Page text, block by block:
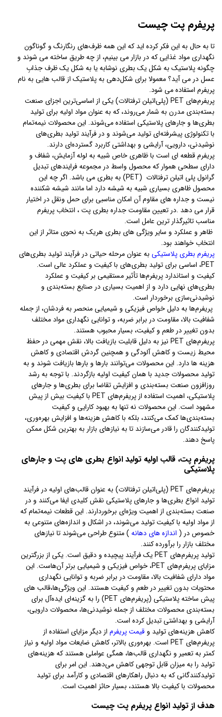
پریفرم پت چیست
تا به حال به این فکر کرده اید که این همه ظرف‌ها‌ی رنگارنگ و گوناگون
نگهداری مواد غذایی که در بازار می بینیم، از چه طریق ساخته می شوند و
چگونه پلاستیک به شکل یک بطری نوشابه یا به شکل یک ظرف جذابِ
عسل در می آید؟ معمولا برای شکل‌دهی به پلاستیک از قالب هایی به نام
پریفرم استفاده می شود.
پریفرم‌های PET (پلی‌اتیلن ترفتالات) یکی از اساسی‌ترین اجزای صنعت
بسته‌بندی مدرن به شمار می‌روند، که به عنوان مواد اولیه برای تولید
بطری‌ها و جارهای پلاستیکی استفاده می‌شوند. این محصولات نیمه‌تمام
با تکنولوژی پیشرفته‌ای تولید می‌شوند و در فرآیند تولید بطری‌های
نوشیدنی، دارویی، آرایشی و بهداشتی کاربرد گسترده‌ای دارند.
پریفرم قطعه ای است با ظاهری خاص شبیه به لوله آزمایش، شفاف و
دارای سطحی هموار که محصول واسط در مجموعه فرایندهای تبدیل
گرانول پلی اتیلن ترفتالات (PET) به بطری می باشد. اگر چه این
محصول ظاهری بسیاری شبیه به شیشه دارد اما مانند شیشه شکننده
نیست و جداره های مقاوم آن امکان مناسبی برای حمل ونقل در اختیار
قرار می دهد .در تعیین مقاومت جداره بطری پت ، انتخاب پریفرم
مناسب تاثیرگذار ترین عامل است.
ظاهر و عملکرد و سایر ویژگی های بطری هریک به نحوی متاثر از این
انتخاب خواهند بود.
پریفرم بطری پلاستیکی به عنوان مرحله حیاتی در فرآیند تولید بطری‌های
PET، اساسی برای تولید بطری‌های با کیفیت و عملکرد عالی است.
کیفیت و استاندارد پریفرم‌ها تأثیر مستقیمی بر کیفیت و عملکرد
بطری‌های نهایی دارد و از اهمیت بسیاری در صنایع بسته‌بندی و
نوشیدنی‌سازی برخوردار است.
پریفرم‌ها به دلیل خواص فیزیکی و شیمیایی منحصر به فردشان، از جمله
شفافیت بالا، مقاومت در برابر ضربه، و توانایی نگهداری مواد مختلف
بدون تغییر در طعم و کیفیت، بسیار محبوب هستند.
پریفرم‌های PET نیز به دلیل قابلیت بازیافت بالا، نقش مهمی در حفظ
محیط زیست و کاهش آلودگی و همچنین گردش اقتصادی و کاهش
هزینه ها دارد. این محصولات می‌توانند بارها و بارها بازیافت شوند و به
تولید محصولات جدید با همان کیفیت اولیه بازگردند. با توجه به رشد
روزافزون صنعت بسته‌بندی و افزایش تقاضا برای بطری‌ها و جارهای
پلاستیکی، اهمیت استفاده از پریفرم‌های PET با کیفیت بیش از پیش
مشهود است. این محصولات نه تنها به بهبود کارایی و کیفیت
بسته‌بندی‌ها کمک می‌کنند، بلکه با کاهش هزینه‌ها و افزایش بهره‌وری،
تولیدکنندگان را قادر می‌سازند تا به نیازهای بازار به بهترین شکل ممکن
پاسخ دهند.
پریفرم پت، قالب اولیه تولید انواع بطری های پت و جارهای
پلاستیکی
پریفرم‌های PET (پلی‌اتیلن ترفتالات) به عنوان قالب‌های اولیه در فرآیند
تولید انواع بطری‌ها و جارهای پلاستیکی نقش کلیدی ایفا می‌کنند و در
صنعت بسته‌بندی از اهمیت ویژه‌ای برخوردارند. این قطعات نیمه‌تمام که
از مواد اولیه با کیفیت تولید می‌شوند، در اشکال و اندازه‌های متنوعی به
خصوص در ( اندازه های دهانه ) متنوع طراحی می‌شوند تا نیازهای
مختلف بازار را برآورده کنند.
تولید پریفرم‌های PET یک فرآیند پیچیده و دقیق است. یکی از بزرگترین
مزایای پریفرم‌های PET، خواص فیزیکی و شیمیایی برتر آن‌هاست. این
مواد دارای شفافیت بالا، مقاومت در برابر ضربه و توانایی نگهداری
محتویات بدون تغییر در طعم و کیفیت هستند. این ویژگی‌ها،قالب های
پیش ساخته پلاستیکی (پریفرم‌های PET) را به گزینه‌ای ایده‌آل برای
بسته‌بندی محصولات مختلف از جمله نوشیدنی‌ها، محصولات دارویی،
آرایشی و بهداشتی تبدیل کرده است.
کاهش هزینه‌های تولید و قیمت پریفرم از دیگر مزایای استفاده از
پریفرم‌های PET است. بهره‌وری بالاتر، کاهش ضایعات مواد اولیه و نیاز
کمتر به تعمیر و نگهداری قالب‌ها، همگی عواملی هستند که هزینه‌های
تولید را به میزان قابل توجهی کاهش می‌دهند. این امر برای
تولیدکنندگانی که به دنبال راهکارهای اقتصادی و کارآمد برای تولید
محصولات با کیفیت بالا هستند، بسیار حائز اهمیت است.
هدف از تولید انواع پریفرم پت چیست